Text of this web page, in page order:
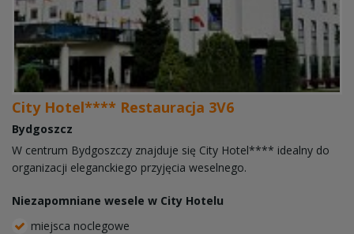
City Hotel**** Restauracja 3V6
Bydgoszcz
W centrum Bydgoszczy znajduje się City Hotel**** idealny do
organizacji eleganckiego przyjęcia weselnego.
Niezapomniane wesele w City Hotelu
miejsca noclegowe